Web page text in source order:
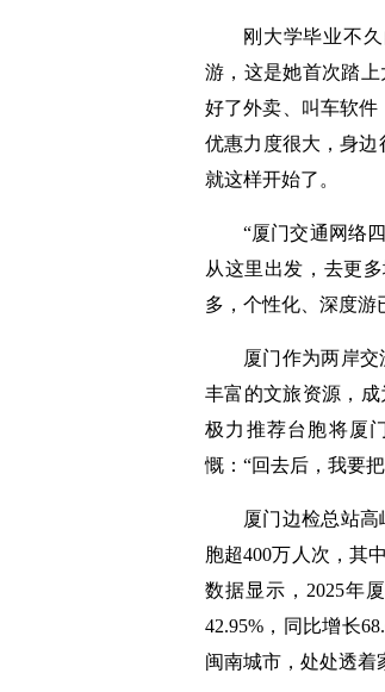
刚大学毕业不
游，这是她首次踏
好了外卖、叫车软件
优惠力度很大，身边
就这样开始了。
“厦门交通网络
从这里出发，去更
多，个性化、深度游
厦门作为两岸
丰富的文旅资源，
极力推荐台胞将厦
慨：“回去后，我要
厦门边检总站
胞超400万人次，其
数据显示，2025年
42.95%，同比增长
闽南城市，处处透着